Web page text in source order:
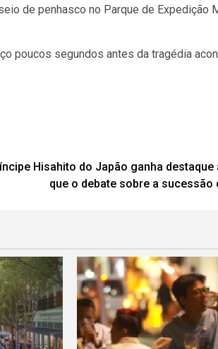
de penhasco no Parque de Expedição
poucos segundos antes da tragédia
Hisahito do Japão ganha destaque
que o debate sobre a sucessão